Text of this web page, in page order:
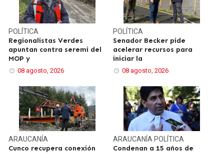
POLÍTICA
Regionalistas Verdes
apuntan contra seremi del
MOP y
08 agosto, 2026
POLÍTICA
Senador Becker pide
acelerar recursos para
iniciar la
08 agosto, 2026
ARAUCANÍA
Cunco recupera conexión
ARAUCANÍA POLÍTICA
Condenan a 15 años de